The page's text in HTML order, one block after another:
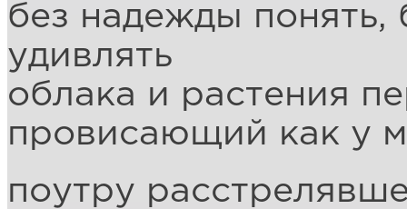
без надежды понять,
удивлять
облака и растения
провисающий как у
поутру